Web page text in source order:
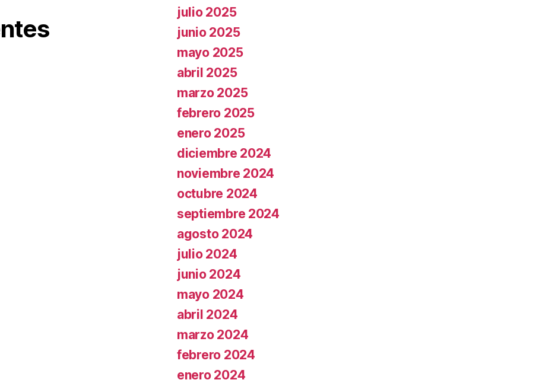
julio 2025
junio 2025
mayo 2025
abril 2025
marzo 2025
febrero 2025
enero 2025
diciembre 2024
noviembre 2024
octubre 2024
septiembre 2024
agosto 2024
julio 2024
junio 2024
mayo 2024
abril 2024
marzo 2024
febrero 2024
enero 2024